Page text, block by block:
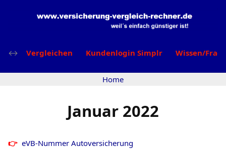
Vergleichen Kundenlogin Simplr Wissen/
Home
Januar 2022
eVB-Nummer Autoversicherung